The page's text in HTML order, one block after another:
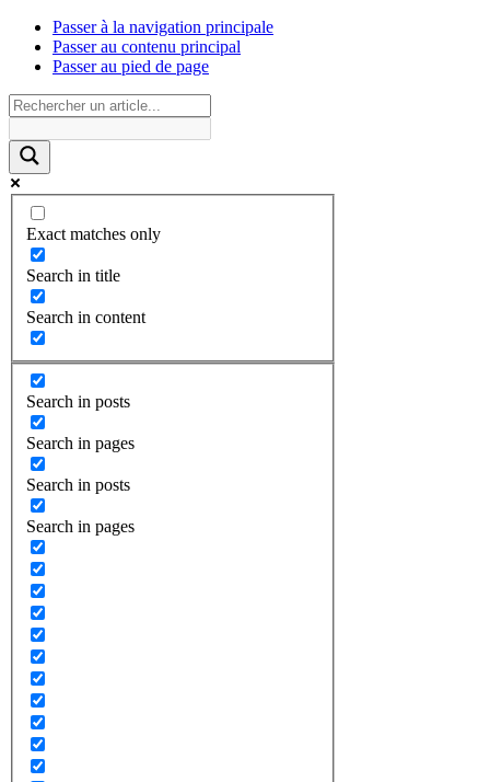
Passer à la navigation principale
Passer au contenu principal
Passer au pied de page
Exact matches only
Search in title
Search in content
Search in posts
Search in pages
Search in posts
Search in pages